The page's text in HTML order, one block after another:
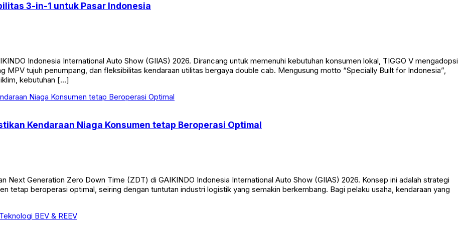
3-in-1 untuk Pasar Indonesia
Indonesia International Auto Show (GIIAS) 2026. Dirancang untuk memenuhi kebutuhan konsumen lokal, TIGGO V mengadopsi
MPV tujuh penumpang, dan fleksibilitas kendaraan utilitas bergaya double cab. Mengusung motto “Specially Built for Indonesia”,
kebutuhan […]
Kendaraan Niaga Konsumen tetap Beroperasi Optimal
Next Generation Zero Down Time (ZDT) di GAIKINDO Indonesia International Auto Show (GIIAS) 2026. Konsep ini adalah strategi
tetap beroperasi optimal, seiring dengan tuntutan industri logistik yang semakin berkembang. Bagi pelaku usaha, kendaraan yang